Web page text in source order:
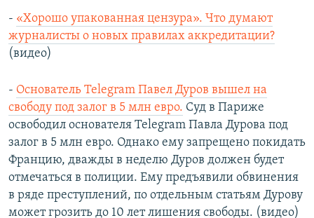
- «Хорошо упакованная цензура». Что думают
журналисты о новых правилах аккредитации?
(видео)
- Основатель Telegram Павел Дуров вышел на
свободу под залог в 5 млн евро. Суд в Париже
освободил основателя Telegram Павла Дурова под
залог в 5 млн евро. Однако ему запрещено покидать
Францию, дважды в неделю Дуров должен будет
отмечаться в полиции. Ему предъявили обвинения
в ряде преступлений, по отдельным статьям Дурову
может грозить до 10 лет лишения свободы. (видео)